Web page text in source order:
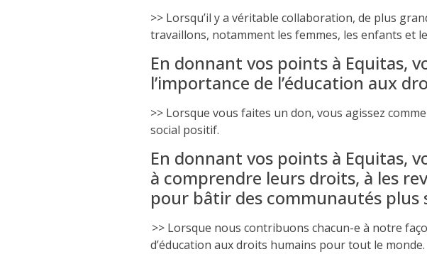
>> Lorsqu’il y a véritable collaboration, de plus
travaillons, notamment les femmes, les enfants et
En donnant vos points à Equitas,
l’importance de l’éducation aux
>> Lorsque vous faites un don, vous agissez
social positif.
En donnant vos points à Equitas,
à comprendre leurs droits, à les
pour bâtir des communautés plus
>> Lorsque nous contribuons chacun-e à notre
d’éducation aux droits humains pour tout le monde.